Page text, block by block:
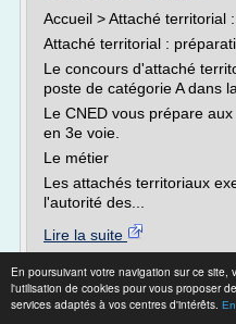
En poursuivant votre navigation sur ce site,
l'utilisation de cookies pour vous proposer
services adaptés à vos centres d'intérêts.
Accueil > Attaché territorial
Attaché territorial :
Le concours d'attaché
poste de catégorie A dans
Le CNED vous prépare
en 3e voie.
Le métier
Les attachés territoriaux
l'autorité des...
Lire la suite
Site :http://www.cned.fr
Thèmes liés :preparation